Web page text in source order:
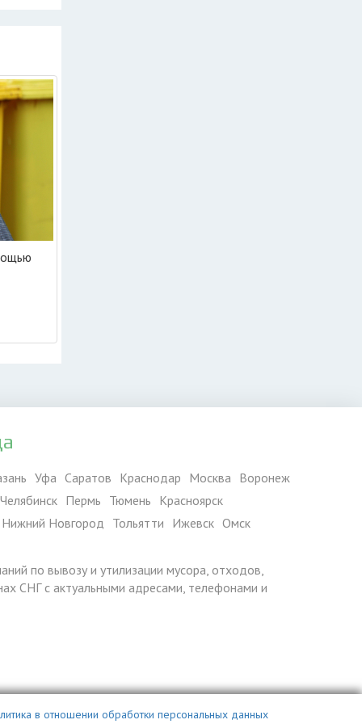
Уфа Саратов Краснодар Москва Воронеж
Челябинск Пермь Тюмень Красноярск
Нижний Новгород Тольятти Ижевск Омск
по вывозу и утилизации мусора, отходов,
СНГ с актуальными адресами, телефонами и
в отношении обработки персональных данных